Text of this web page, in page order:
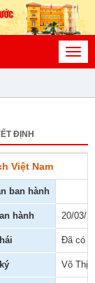
ĐỊNH
Việt Nam
ban hành
hành 20/03/
Đã có
Võ Thị